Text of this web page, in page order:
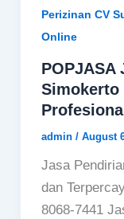
Perizinan CV
Online
POPJASA
Simokerto
admin / August
Jasa
dan
8068-7441